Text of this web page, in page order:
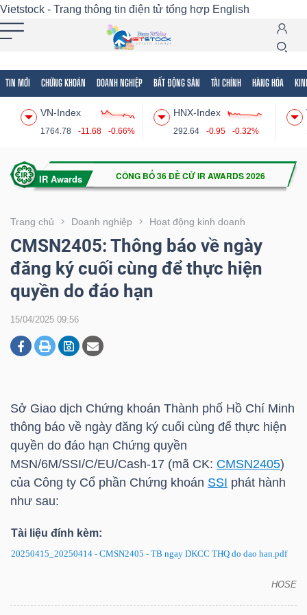
Vietstock - Trang thông tin điện tử tổng hợp English
TIN MỚI CHỨNG KHOÁN DOANH NGHIỆP BẤT ĐỘNG SẢN TÀI CHÍNH HÀNG HÓA
VN-Index
1764.78 -11.68 -0.66%
HNX-Index
292.64 -0.95 -0.32%
Trang chủ Doanh nghiệp Hoạt động kinh doanh
CMSN2405: Thông báo về ngày
đăng ký cuối cùng để thực hiện
quyền do đáo hạn
15/04/2025 09:56
Sở Giao dịch Chứng khoán Thành phố Hồ Chí Minh
thông báo về ngày đăng ký cuối cùng để thực hiện
quyền do đáo hạn Chứng quyền
MSN/6M/SSI/C/EU/Cash-17 (mã CK: CMSN2405)
của Công ty Cổ phần Chứng khoán SSI phát hành
như sau:
Tài liệu đính kèm:
20250415_20250414 - CMSN2405 - TB ngay DKCC THQ do dao han.pdf
HOSE
Tất cả Tính năng Ngành Mã chứng khoán
Tính
(-)
VIETSTOCK
CHỨNG
KHOÁN
DOANH
BẤT
SẢN
TÀI
CHÍNH